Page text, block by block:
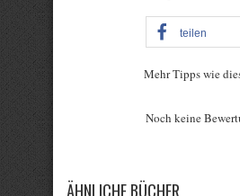
teilen
Mehr Tipps wie
Noch keine
ÄHNLICHE BÜCHER